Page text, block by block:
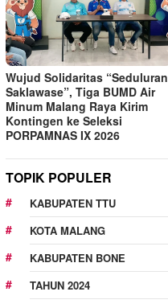
Wujud Solidaritas “Seduluran
Saklawase”, Tiga BUMD Air
Minum Malang Raya Kirim
Kontingen ke Seleksi
PORPAMNAS IX 2026
TOPIK POPULER
KABUPATEN TTU
KOTA MALANG
KABUPATEN BONE
TAHUN 2024